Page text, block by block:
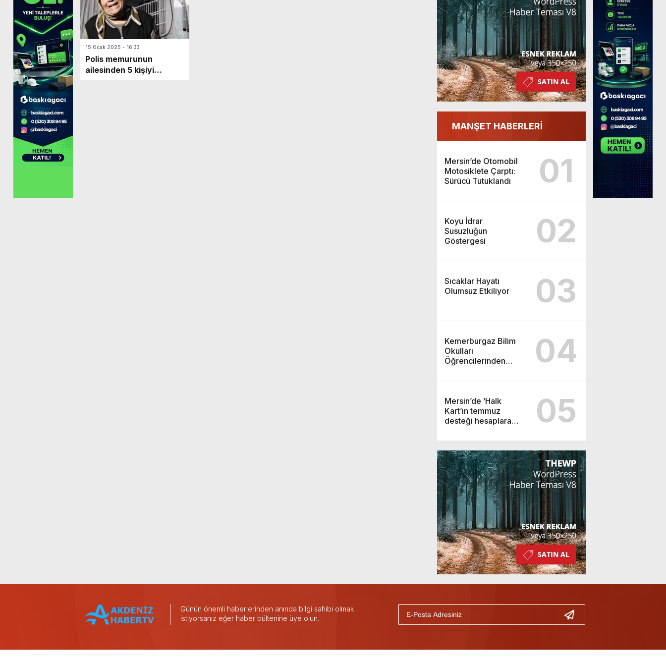
15 Ocak 2025 - 16:33
Polis memurunun
ailesinden 5 kişiyi
MANŞET HABERLERİ
Mersin’de Otomobil
Motosiklete Çarptı:
Sürücü Tutuklandı
01
Koyu İdrar
Susuzluğun
Göstergesi
02
Sıcaklar Hayatı
Olumsuz Etkiliyor
03
Kemerburgaz Bilim
Okulları
Öğrencilerinden
04
Mersin’de ’Halk
Kart’ın temmuz
desteği hesaplara
05
Günün önemli haberlerinden anında bilgi sahibi olmak
istiyorsanız eğer haber bültenine üye olun.